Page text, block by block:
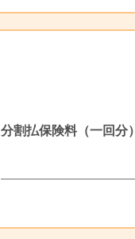
分割払保険料（一回分）